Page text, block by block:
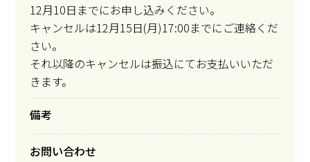
12月10日までにお申し込みください。
キャンセルは12月15日(月)17:00までにご連絡くだ
さい。
それ以降のキャンセルは振込にてお支払いいただ
きます。
備考
お問い合わせ